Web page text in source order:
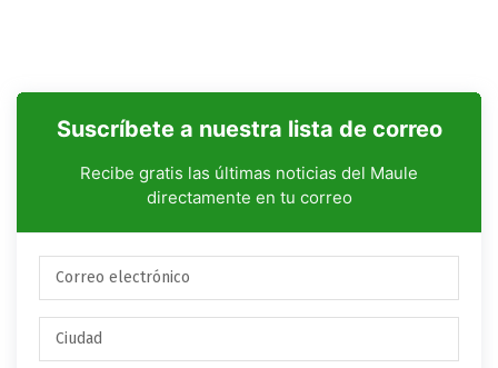
Suscríbete a nuestra lista de correo
Recibe gratis las últimas noticias del Maule
directamente en tu correo